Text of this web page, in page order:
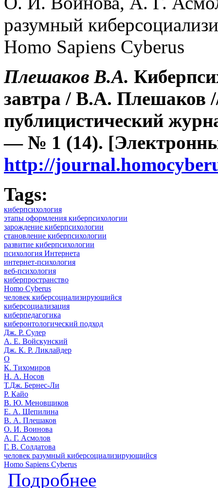
разумный
Homo Sapiens Cyberus
Плешаков В.А.
завтра / В.А. Плешаков
публицистический
— № 1 (14).
http://
Tags:
киберпсихология
этапы оформления киберпсихологии
зарождение киберпсихологии
становление киберпсихологии
развитие киберпсихологии
психология Интернета
интернет-психология
веб-психология
киберпространство
Homo Cyberus
человек киберсоциализирующийся
киберсоциализация
киберпедагогика
киберонтологический подход
Дж. Р. Сулер
А. Е. Войскунский
Дж. К. Р. Ликлайдер
О
К. Тихомиров
Н. А. Носов
Т.Дж. Бернес-Ли
Р. Кайо
В. Ю. Меновщиков
Е. А. Щепилина
В. А. Плешаков
О. И. Воинова
А. Г. Асмолов
Г. В. Солдатова
человек разумный киберсоциализирующийся
Homo Sapiens Cyberus
Подробнее